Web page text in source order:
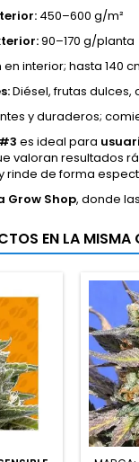
450–600 g/m²
90–170 g/planta
en interior; hasta 140
Diésel, frutas
y duraderos;
es ideal para
valoran resultados
rinde de forma
Grow Shop, donde
EN LA MISMA